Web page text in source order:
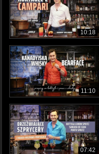
10:18
11:10
07:42